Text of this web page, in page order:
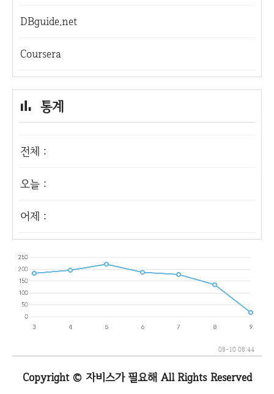
DBguide.net
Coursera
통계
전체 :
오늘 :
어제 :
08-10 08:44
Copyright © 자비스가 필요해 All Rights Reserved